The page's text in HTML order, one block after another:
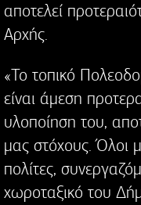
αποτελεί
Αρχής.
«Το τοπικό
είναι άμεση
υλοποίηση του,
μας στόχους. Όλοι
πολίτες,
χωροταξικό του